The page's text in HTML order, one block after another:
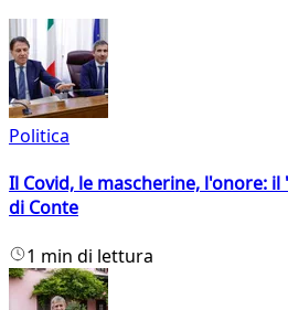
Politica
Il Covid, le mascherine, l'onore:
di Conte
1 min di lettura